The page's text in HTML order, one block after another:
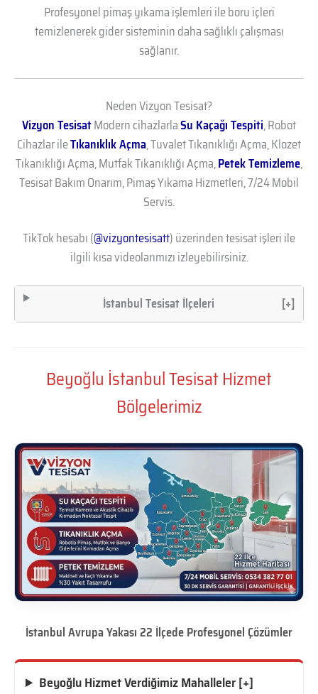
Profesyonel pimaş yıkama işlemleri ile boru içleri
temizlenerek gider sisteminin daha sağlıklı çalışması
sağlanır.
Neden Vizyon Tesisat?
Vizyon TesisatModern cihazlarlaSu Kaçağı Tespiti, Robot
Cihazlar ileTıkanıklık Açma, Tuvalet Tıkanıklığı Açma, Klozet
Tıkanıklığı Açma, Mutfak Tıkanıklığı Açma,Petek Temizleme,
Tesisat Bakım Onarım, Pimaş Yıkama Hizmetleri, 7/24 Mobil
Servis.
TikTok hesabı (@vizyontesisatt) üzerinden tesisat işleri ile
ilgili kısa videolarımızı izleyebilirsiniz.
İstanbul Tesisat İlçeleri [+]
Beyoğlu İstanbul Tesisat Hizmet
Bölgelerimiz
İstanbul Avrupa Yakası 22 İlçede Profesyonel Çözümler
Beyoğlu Hizmet Verdiğimiz Mahalleler [+]